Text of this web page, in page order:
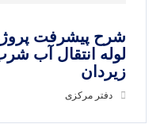
شرح پیشرفت
لوله انتقال آب
زیردان
دفتر مرکزی